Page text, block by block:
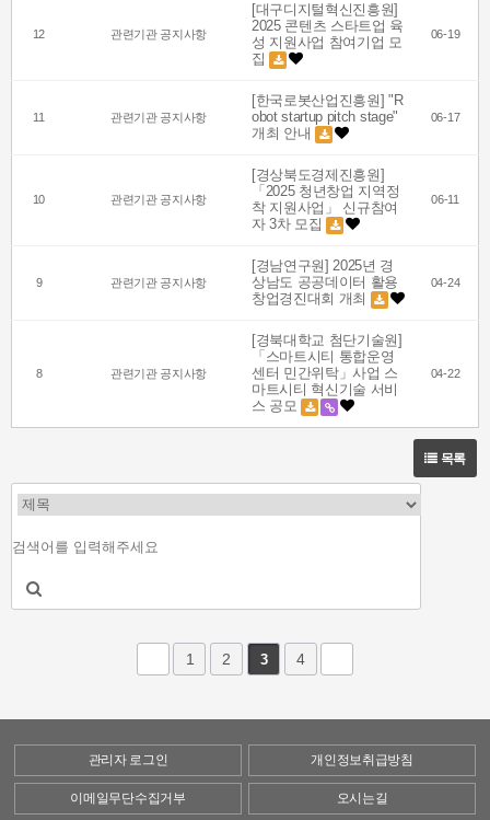
12 관련기관 공지사항
[대구디지털혁신진흥원]
2025 콘텐츠 스타트업 육
성 지원사업 참여기업 모
집
06-19
11 관련기관 공지사항
[한국로봇산업진흥원] "R
obot startup pitch stage"
개최 안내
06-17
10 관련기관 공지사항
[경상북도경제진흥원]
「2025 청년창업 지역정
착 지원사업」 신규참여
자 3차 모집
06-11
9 관련기관 공지사항
[경남연구원] 2025년 경
상남도 공공데이터 활용
창업경진대회 개최
04-24
8 관련기관 공지사항
[경북대학교 첨단기술원]
「스마트시티 통합운영
센터 민간위탁」사업 스
마트시티 혁신기술 서비
스 공모
04-22
목록
1 2 3 4
관리자 로그인 개인정보취급방침
이메일무단수집거부 오시는길